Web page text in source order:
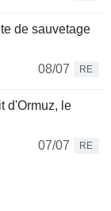
de sauvetage
08/07
RE
d'Ormuz, le
07/07
RE